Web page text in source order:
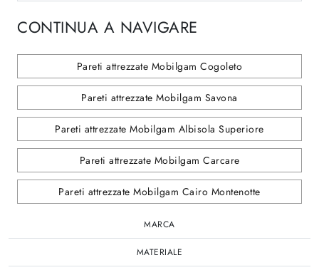
CONTINUA A NAVIGARE
Pareti attrezzate Mobilgam Cogoleto
Pareti attrezzate Mobilgam Savona
Pareti attrezzate Mobilgam Albisola Superiore
Pareti attrezzate Mobilgam Carcare
Pareti attrezzate Mobilgam Cairo Montenotte
MARCA
MATERIALE